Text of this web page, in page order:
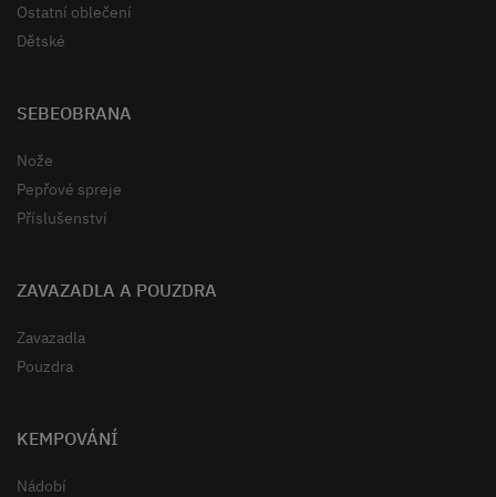
Ostatní oblečení
Dětské
SEBEOBRANA
Nože
Pepřové spreje
Příslušenství
ZAVAZADLA A POUZDRA
Zavazadla
Pouzdra
KEMPOVÁNÍ
Nádobí